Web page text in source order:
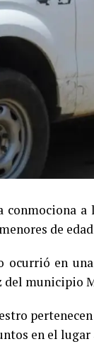
de
ocurrió en
del municipio
en el